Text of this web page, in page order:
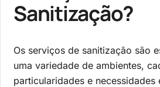
Sanitização?
Os serviços de sanitização são
uma variedade de ambientes,
particularidades e necessidades